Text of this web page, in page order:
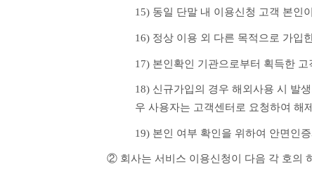
15) 동일 단말 내 이용신청 고객 본인
16) 정상 이용 외 다른 목적으로 가입
17) 본인확인 기관으로부터 획득한
18) 신규가입의 경우 해외사용 시 발
우 사용자는 고객센터로 요청하여 해
19) 본인 여부 확인을 위하여 안면인
② 회사는 서비스 이용신청이 다음 각 호의